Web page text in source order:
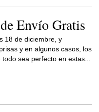
Envío Gratis
de diciembre, y
y en algunos casos, los
sea perfecto en estas...